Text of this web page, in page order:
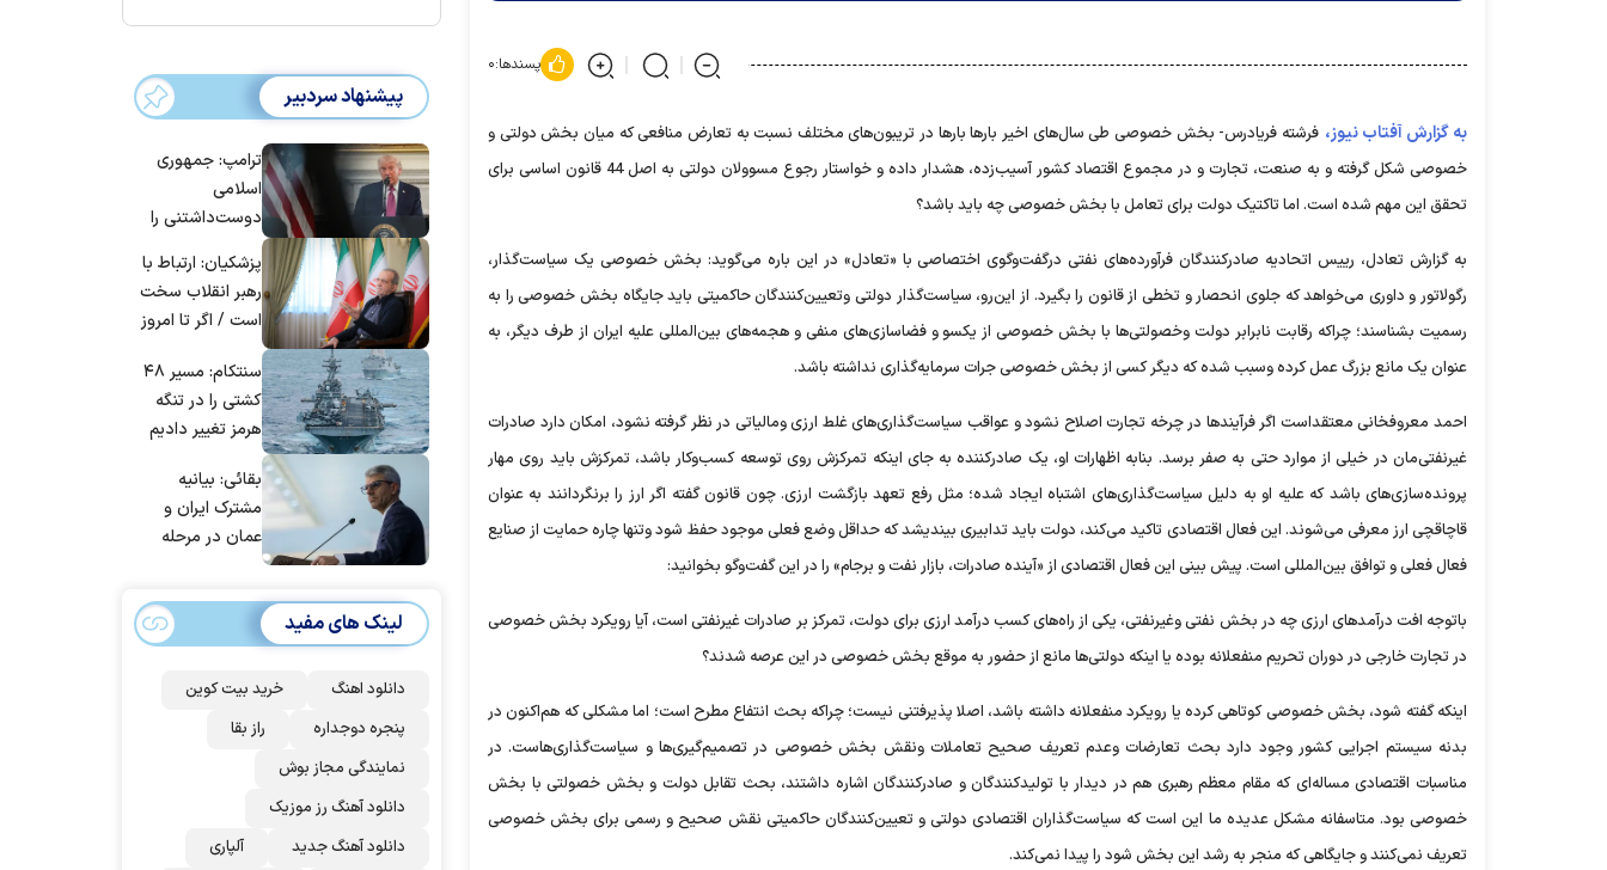
پسندها:۰
به گزارش آفتاب نیوز، فرشته فریادرس- بخش خصوصی طی سال‌های اخیر بارها بارها در تریبون‌های مختلف نسبت به تعارض منافعی که میان بخش دولتی و
خصوصی شکل گرفته و به صنعت، تجارت و در مجموع اقتصاد کشور آسیب‌زده، هشدار داده و خواستار رجوع مسوولان دولتی به اصل 44 قانون اساسی برای
تحقق این مهم شده است. اما تاکتیک دولت برای تعامل با بخش خصوصی چه باید باشد؟
به گزارش تعادل، رییس اتحادیه صادرکنندگان فرآورده‌های نفتی درگفت‌وگوی اختصاصی با «تعادل» در این باره می‌گوید: بخش خصوصی یک سیاست‌گذار،
رگولاتور و داوری می‌خواهد که جلوی انحصار و تخطی از قانون را بگیرد. از این‌رو، سیاست‌گذار دولتی وتعیین‌کنندگان حاکمیتی باید جایگاه بخش خصوصی را به
رسمیت بشناسند؛ چراکه رقابت نابرابر دولت وخصولتی‌ها با بخش خصوصی از یکسو و فضاسازی‌های منفی و هجمه‌های بین‌المللی علیه ایران از طرف دیگر، به
عنوان یک مانع بزرگ عمل کرده وسبب شده که دیگر کسی از بخش خصوصی جرات سرمایه‌گذاری نداشته باشد.
احمد معروفخانی معتقداست اگر فرآیندها در چرخه تجارت اصلاح نشود و عواقب سیاست‌گذاری‌های غلط ارزی ومالیاتی در نظر گرفته نشود، امکان دارد صادرات
غیرنفتی‌مان در خیلی از موارد حتی به صفر برسد. بنابه اظهارات او، یک صادرکننده به جای اینکه تمرکزش روی توسعه کسب‌و‌کار باشد، تمرکزش باید روی مهار
پرونده‌سازی‌های باشد که علیه او به دلیل سیاست‌گذاری‌های اشتباه ایجاد شده؛ مثل رفع تعهد بازگشت ارزی. چون قانون گفته اگر ارز را برنگردانند به عنوان
قاچاقچی ارز معرفی می‌شوند. این فعال اقتصادی تاکید می‌کند، دولت باید تدابیری بیندیشد که حداقل وضع فعلی موجود حفظ شود وتنها چاره‌ حمایت از صنایع
فعال فعلی و توافق بین‌المللی است. پیش بینی این فعال اقتصادی از «آینده صادرات، بازار نفت و برجام» را در این گفت‌وگو بخوانید:
باتوجه افت درآمدهای ارزی چه در بخش نفتی وغیرنفتی، یکی از راه‌های کسب درآمد ارزی برای دولت، تمرکز بر صادرات غیرنفتی است، آیا رویکرد بخش خصوصی
در تجارت خارجی در دوران تحریم منفعلانه بوده یا اینکه دولتی‌ها مانع از حضور به موقع بخش خصوصی در این عرصه شدند؟
اینکه گفته شود، بخش خصوصی کوتاهی کرده یا رویکرد منفعلانه داشته باشد، اصلا پذیرفتنی نیست؛ چراکه بحث انتفاع مطرح است؛ اما مشکلی که هم‌اکنون در
بدنه سیستم اجرایی کشور وجود دارد بحث تعارضات وعدم تعریف صحیح تعاملات ونقش بخش خصوصی در تصمیم‌گیری‌ها و سیاست‌گذاری‌هاست. در
مناسبات اقتصادی مساله‌ای که مقام معظم رهبری هم در دیدار با تولیدکنندگان و صادرکنندگان اشاره داشتند، بحث تقابل دولت و بخش خصولتی با بخش
خصوصی بود. متاسفانه مشکل عدیده ما این است که سیاست‌گذاران اقتصادی دولتی و تعیین‌کنندگان حاکمیتی نقش صحیح و رسمی برای بخش خصوصی
تعریف نمی‌کنند و جایگاهی که منجر به رشد این بخش شود را پیدا نمی‌کند.
پیشنهاد سردبیر
ترامپ: جمهوری
اسلامی
دوست‌داشتنی را
برای بزرگ‌ترین
حمله آماده بودیم
| غنائم از آنِ فاتح
است، درست
است؟
پزشکیان: ارتباط با
رهبر انقلاب سخت
است / اگر تا امروز
مردم ایران استسنتکام: مسیر ۴۸
کشتی را در تنگه
هرمز تغییر دادیم
بقائی: بیانیه
مشترک ایران و
عمان در مرحله
برای سفر به قطر و
پاکستان نداریم
لینک های مفید
دانلود اهنگ
خرید بیت کوین
پنجره دوجداره
راز بقا
نمایندگی مجاز بوش
دانلود آهنگ رز‌ موزیک
دانلود آهنگ جدید
آلپاری